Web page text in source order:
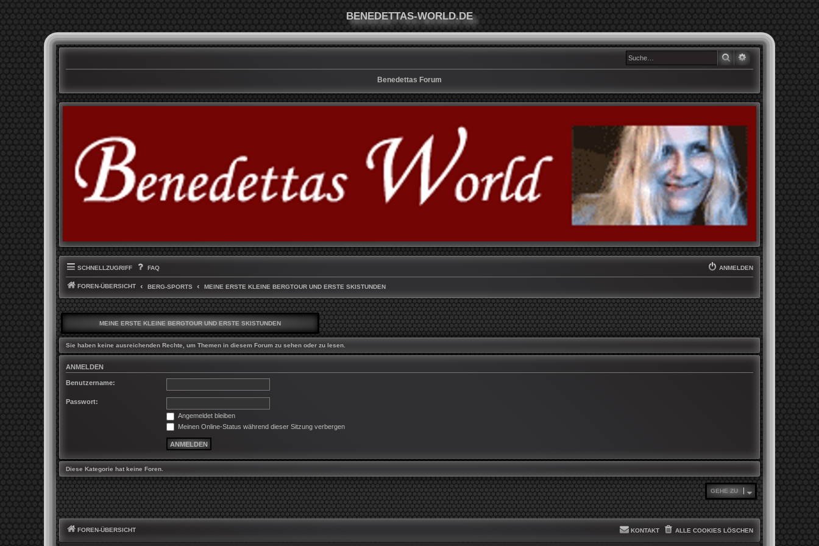
BENEDETTAS-WORLD.DE
SUCHE
Benedettas Forum
SCHNELLZUGRIFF FAQ ANMELDEN
FOREN-ÜBERSICHT BERG-SPORTS MEINE ERSTE KLEINE BERGTOUR UND ERSTE SKISTUNDEN
MEINE ERSTE KLEINE BERGTOUR UND ERSTE SKISTUNDEN
Sie haben keine ausreichenden Rechte, um Themen in diesem Forum zu sehen oder zu lesen.
ANMELDEN
Benutzername:
Passwort:
Angemeldet bleiben
Meinen Online-Status während dieser Sitzung verbergen
Diese Kategorie hat keine Foren.
GEHE ZU
FOREN-ÜBERSICHT ALLE COOKIES LÖSCHEN
KONTAKT